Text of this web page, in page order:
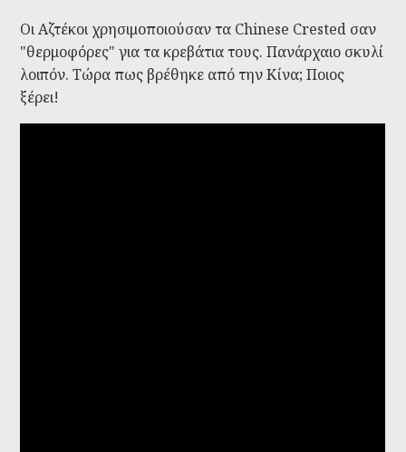
Οι Αζτέκοι χρησιμοποιούσαν τα Chinese Crested σαν
"θερμοφόρες" για τα κρεβάτια τους. Πανάρχαιο σκυλί
λοιπόν. Τώρα πως βρέθηκε από την Κίνα; Ποιος
ξέρει!